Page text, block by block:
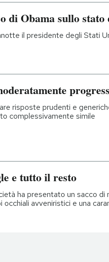
di Obama sullo stato
il presidente degli Stati
risposte prudenti e
complessivamente simile
e tutto il resto
ha presentato un sacco di
occhiali avveniristici e una